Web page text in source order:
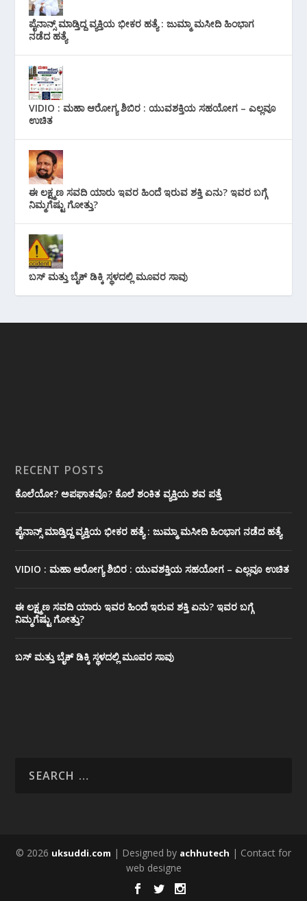
ಪೈನಾನ್ಸ್ ಮಾಡ್ತಿದ್ದ ವ್ಯಕ್ತಿಯ ಭೀಕರ‌ ಹತ್ಯೆ : ಜುಮ್ಮಾ ಮಸೀದಿ ಹಿಂಭಾಗ
ನಡೆದ ಹತ್ಯೆ
VIDIO : ಮಹಾ ಆರೋಗ್ಯ ಶಿಬಿರ : ಯುವಶಕ್ತಿಯ ಸಹಯೋಗ – ಎಲ್ಲವೂ
ಉಚಿತ
ಈ ಲಕ್ಷ್ಮಣ ಸವದಿ ಯಾರು ಇವರ ಹಿಂದೆ ಇರುವ ಶಕ್ತಿ ಏನು? ಇವರ ಬಗ್ಗೆ
ನಿಮ್ಮಗೆಷ್ಟು ಗೋತ್ತು?
ಬಸ್ ಮತ್ತು ಬೈಕ್ ಡಿಕ್ಕಿ ಸ್ಥಳದಲ್ಲಿ ಮೂವರ ಸಾವು
RECENT POSTS
ಕೊಲೆಯೋ? ಅಪಘಾತವೊ? ಕೊಲೆ ಶಂಕಿತ ವ್ಯಕ್ತಿಯ ಶವ ಪತ್ತೆ
ಪೈನಾನ್ಸ್ ಮಾಡ್ತಿದ್ದ ವ್ಯಕ್ತಿಯ ಭೀಕರ‌ ಹತ್ಯೆ : ಜುಮ್ಮಾ ಮಸೀದಿ ಹಿಂಭಾಗ ನಡೆದ ಹತ್ಯೆ
VIDIO : ಮಹಾ ಆರೋಗ್ಯ ಶಿಬಿರ : ಯುವಶಕ್ತಿಯ ಸಹಯೋಗ – ಎಲ್ಲವೂ ಉಚಿತ
ಈ ಲಕ್ಷ್ಮಣ ಸವದಿ ಯಾರು ಇವರ ಹಿಂದೆ ಇರುವ ಶಕ್ತಿ ಏನು? ಇವರ ಬಗ್ಗೆ
ನಿಮ್ಮಗೆಷ್ಟು ಗೋತ್ತು?
ಬಸ್ ಮತ್ತು ಬೈಕ್ ಡಿಕ್ಕಿ ಸ್ಥಳದಲ್ಲಿ ಮೂವರ ಸಾವು
© 2026 uksuddi.com | Designed by achhutech | Contact for
web designe